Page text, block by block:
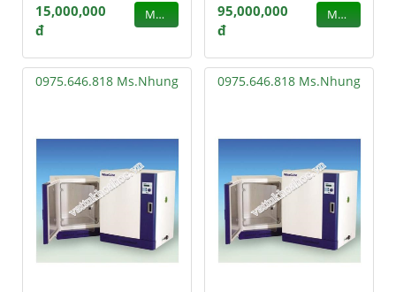
15,000,000
đ
MUA
95,000,000
đ
MUA
0975.646.818 Ms.Nhung 0975.646.818 Ms.Nhung